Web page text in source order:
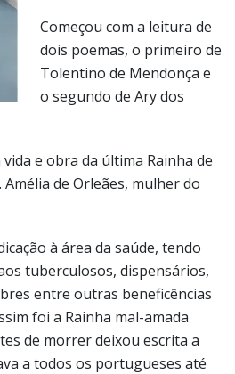
Começou com a leitura de
dois poemas, o primeiro de
Tolentino de Mendonça e
o segundo de Ary dos
e obra da última Rainha de
de Orleães, mulher do
à área da saúde, tendo
tuberculosos, dispensários,
entre outras beneficências
foi a Rainha mal-amada
de morrer deixou escrita a
a todos os portugueses até